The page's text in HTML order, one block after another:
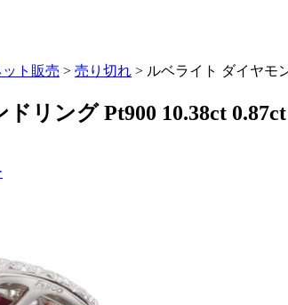
ト販売 > 売り切れ > ルベライト ダイヤモ
リング Pt900 10.38ct 0.87ct